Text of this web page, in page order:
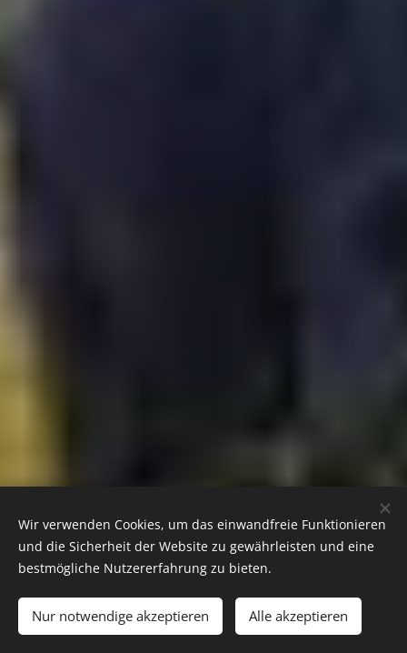
Wir verwenden Cookies, um das einwandfreie Funktionieren
und die Sicherheit der Website zu gewährleisten und eine
bestmögliche Nutzererfahrung zu bieten.
Nur notwendige akzeptieren Alle akzeptieren